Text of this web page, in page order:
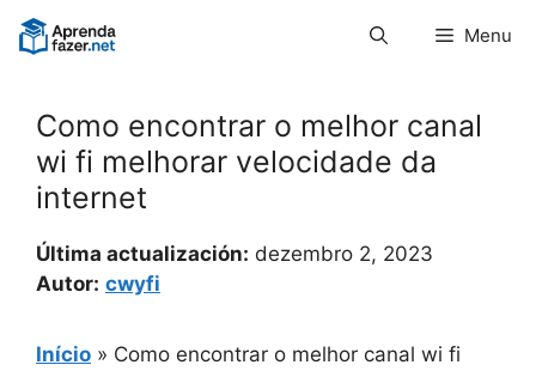
Pular
para
Menu
Como encontrar o melhor canal
wi fi melhorar velocidade da
internet
Última actualización: dezembro 2, 2023
Autor: cwyfi
Início » Como encontrar o melhor canal wi fi